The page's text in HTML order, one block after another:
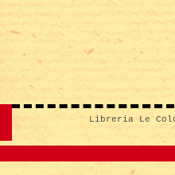
Libreria Le